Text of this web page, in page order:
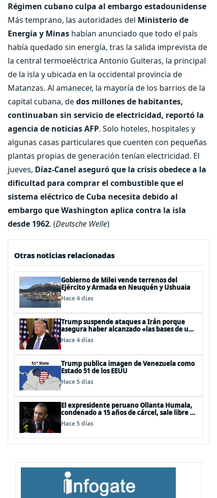
Régimen cubano culpa al embargo estadounidense
Más temprano, las autoridades del Ministerio de
Energía y Minas habían anunciado que todo el país
había quedado sin energía, tras la salida imprevista de
la central termoeléctrica Antonio Guiteras, la principal
de la isla y ubicada en la occidental provincia de
Matanzas. Al amanecer, la mayoría de los barrios de la
capital cubana, dedos millones de habitantes,
continuaban sin servicio de electricidad, reportó la
agencia de noticias AFP. Solo hoteles, hospitales y
algunas casas particulares que cuenten con pequeñas
plantas propias de generación tenían electricidad. El
jueves, Díaz-Canel aseguró que la crisis obedece a la
dificultad para comprar el combustible que el
sistema eléctrico de Cuba necesita debido al
embargo que Washington aplica contra la isla
desde 1962. (Deutsche Welle)
Otras noticias relacionadas
Gobierno de Milei vende terrenos del
Ejército y Armada en Neuquén y Ushuaia
Hace 4 días
Trump suspende ataques a Irán porque
asegura haber alcanzado «las bases de un
acuerdo»
Hace 4 días
Trump publica imagen de Venezuela como
Estado 51 de los EEUU
Hace 5 días
El expresidente peruano Ollanta Humala,
condenado a 15 años de cárcel, sale libre al
anularse su caso
Hace 5 días